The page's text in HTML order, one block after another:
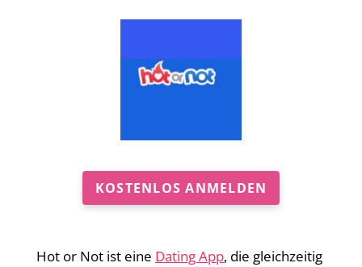
KOSTENLOS ANMELDEN
Hot or Not ist eine Dating App, die gleichzeitig